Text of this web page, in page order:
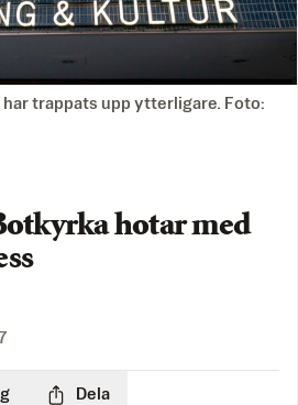
trappats upp ytterligare. Foto:
hotar med
Dela